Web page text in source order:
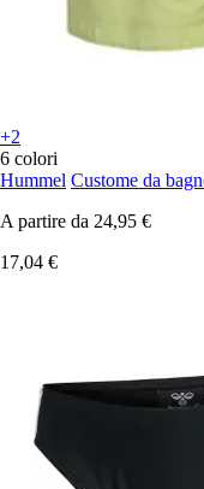
+2
6 colori
Hummel Custome da
A partire da 24,95 €
17,04 €